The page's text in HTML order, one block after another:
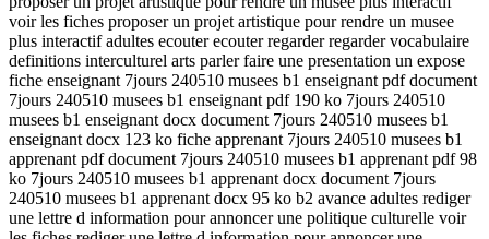
voir les fiches proposer un projet artistique pour rendre un musee
plus interactif adultes ecouter ecouter regarder regarder vocabulaire
definitions interculturel arts parler faire une presentation un expose
fiche enseignant 7jours 240510 musees b1 enseignant pdf document
7jours 240510 musees b1 enseignant pdf 190 ko 7jours 240510
musees b1 enseignant docx document 7jours 240510 musees b1
enseignant docx 123 ko fiche apprenant 7jours 240510 musees b1
apprenant pdf document 7jours 240510 musees b1 apprenant pdf 98
ko 7jours 240510 musees b1 apprenant docx document 7jours
240510 musees b1 apprenant docx 95 ko b2 avance adultes rediger
une lettre d information pour annoncer une politique culturelle voir